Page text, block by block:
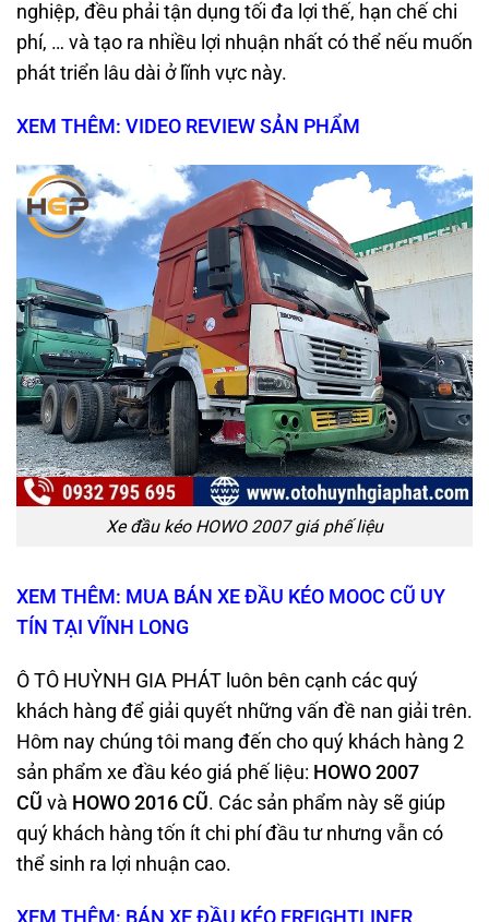
nghiệp, đều phải tận dụng tối đa lợi thế, hạn chế chi
phí, … và tạo ra nhiều lợi nhuận nhất có thể nếu muốn
phát triển lâu dài ở lĩnh vực này.
XEM THÊM: VIDEO REVIEW SẢN PHẨM
Xe đầu kéo HOWO 2007 giá phế liệu
XEM THÊM: MUA BÁN XE ĐẦU KÉO MOOC CŨ UY
TÍN TẠI VĨNH LONG
Ô TÔ HUỲNH GIA PHÁT luôn bên cạnh các quý
khách hàng để giải quyết những vấn đề nan giải trên.
Hôm nay chúng tôi mang đến cho quý khách hàng 2
sản phẩm xe đầu kéo giá phế liệu: HOWO 2007
CŨ và HOWO 2016 CŨ. Các sản phẩm này sẽ giúp
quý khách hàng tốn ít chi phí đầu tư nhưng vẫn có
thể sinh ra lợi nhuận cao.
XEM THÊM: BÁN XE ĐẦU KÉO FREIGHTLINER